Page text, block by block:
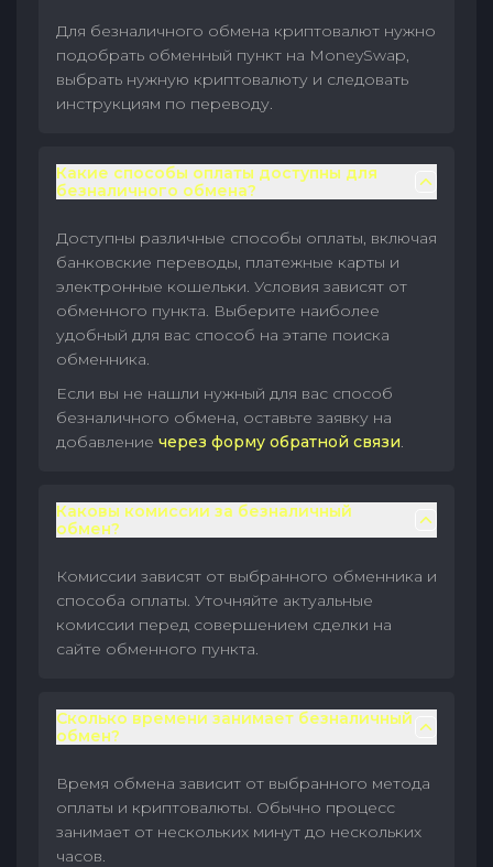
Для безналичного обмена криптовалют нужно
подобрать обменный пункт на MoneySwap,
выбрать нужную криптовалюту и следовать
инструкциям по переводу.
Какие способы оплаты доступны для
безналичного обмена?
Доступны различные способы оплаты, включая
банковские переводы, платежные карты и
электронные кошельки. Условия зависят от
обменного пункта. Выберите наиболее
удобный для вас способ на этапе поиска
обменника.
Если вы не нашли нужный для вас способ
безналичного обмена, оставьте заявку на
добавление через форму обратной связи.
Каковы комиссии за безналичный
обмен?
Комиссии зависят от выбранного обменника и
способа оплаты. Уточняйте актуальные
комиссии перед совершением сделки на
сайте обменного пункта.
Сколько времени занимает безналичный
обмен?
Время обмена зависит от выбранного метода
оплаты и криптовалюты. Обычно процесс
занимает от нескольких минут до нескольких
часов.